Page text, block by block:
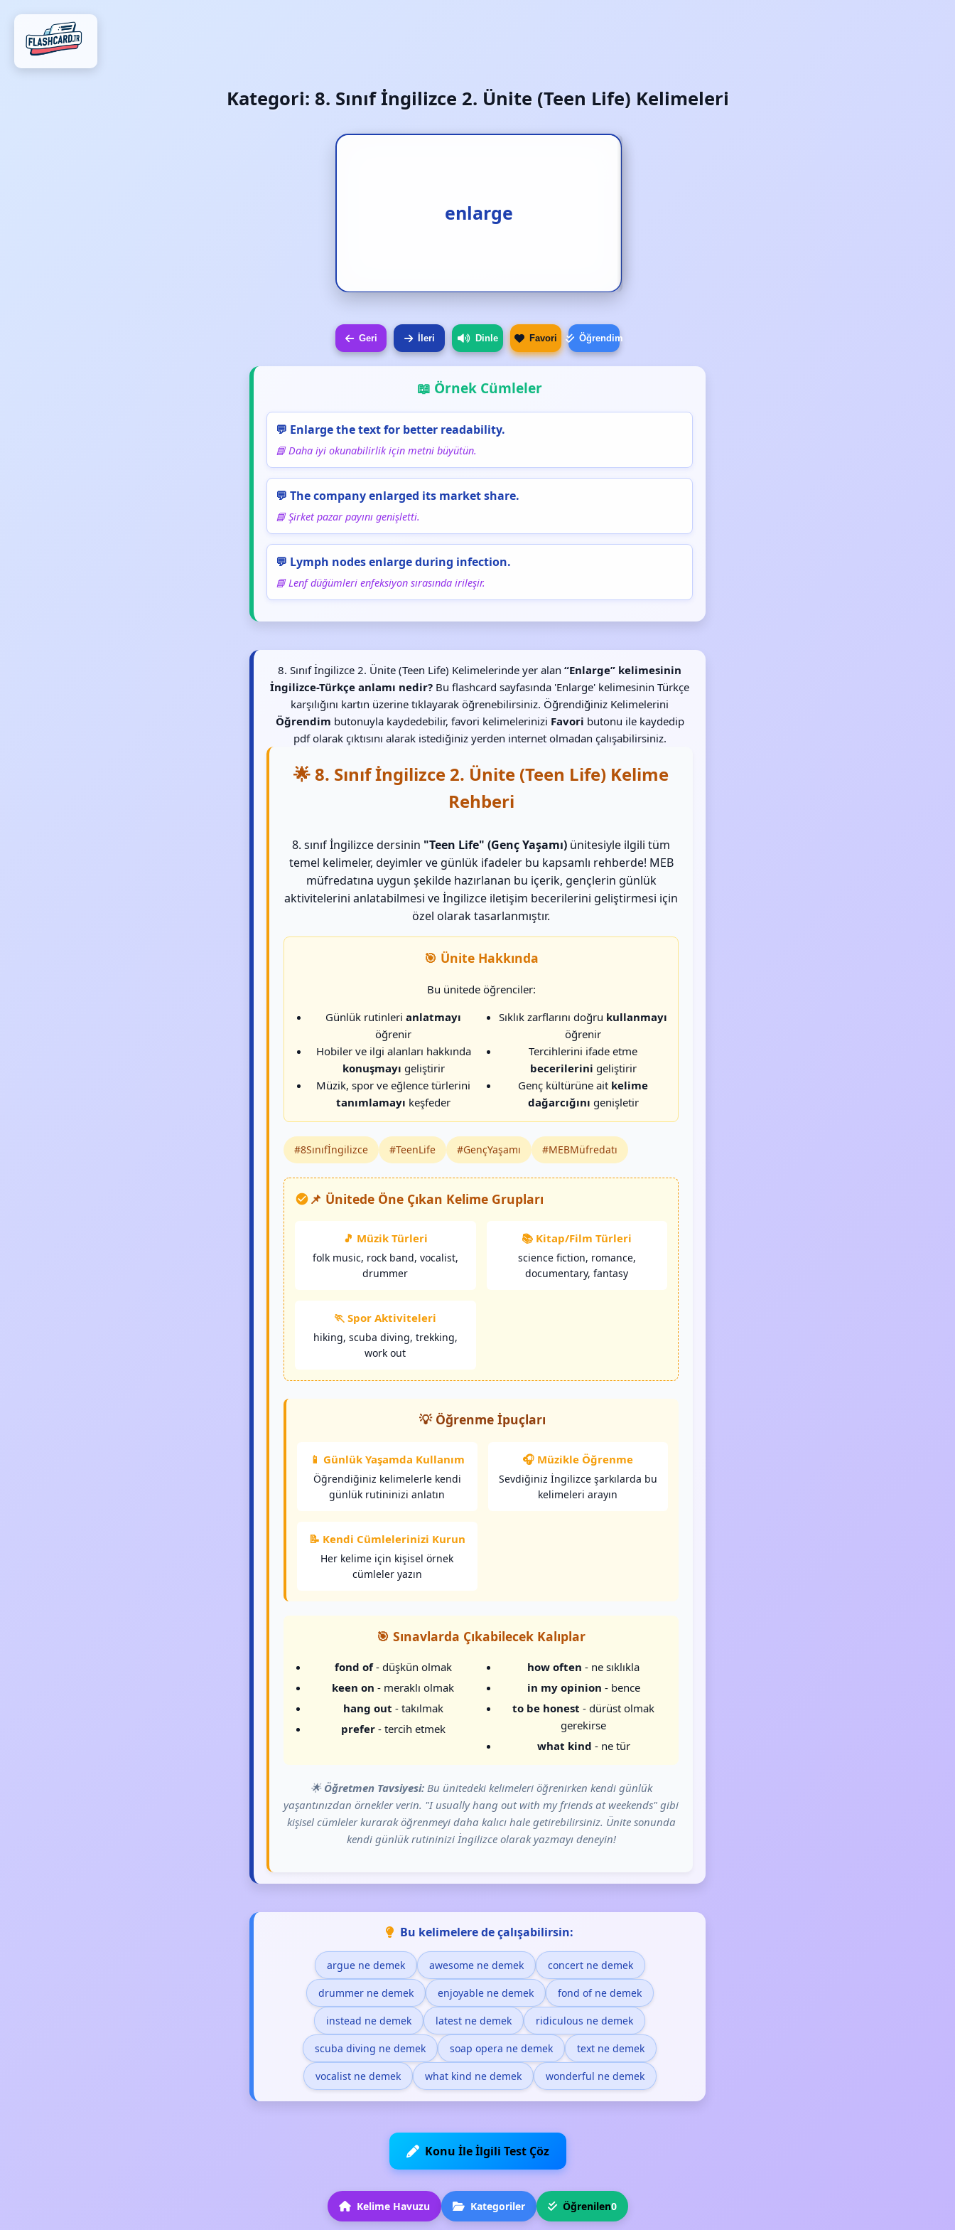
Kategori: 8. Sınıf İngilizce 2. Ünite (Teen Life) Kelimeleri
enlarge
genişletmek‚ büyütmek
Geri İleri Dinle Favori Öğrendim
📖 Örnek Cümleler
💬 Enlarge the text for better readability.
📘 Daha iyi okunabilirlik için metni büyütün.
💬 The company enlarged its market share.
📘 Şirket pazar payını genişletti.
💬 Lymph nodes enlarge during infection.
📘 Lenf düğümleri enfeksiyon sırasında irileşir.
8. Sınıf İngilizce 2. Ünite (Teen Life) Kelimelerinde yer alan “Enlarge” kelimesinin
İngilizce-Türkçe anlamı nedir? Bu flashcard sayfasında 'Enlarge' kelimesinin Türkçe
karşılığını kartın üzerine tıklayarak öğrenebilirsiniz. Öğrendiğiniz Kelimelerini
Öğrendim butonuyla kaydedebilir, favori kelimelerinizi Favori butonu ile kaydedip
pdf olarak çıktısını alarak istediğiniz yerden internet olmadan çalışabilirsiniz.
🌟 8. Sınıf İngilizce 2. Ünite (Teen Life) Kelime
Rehberi
8. sınıf İngilizce dersinin "Teen Life" (Genç Yaşamı) ünitesiyle ilgili tüm
temel kelimeler, deyimler ve günlük ifadeler bu kapsamlı rehberde! MEB
müfredatına uygun şekilde hazırlanan bu içerik, gençlerin günlük
aktivitelerini anlatabilmesi ve İngilizce iletişim becerilerini geliştirmesi için
özel olarak tasarlanmıştır.
🎯 Ünite Hakkında
Bu ünitede öğrenciler:
Günlük rutinleri anlatmayı
öğrenir
Hobiler ve ilgi alanları hakkında
konuşmayı geliştirir
Müzik, spor ve eğlence türlerini
tanımlamayı keşfeder
Sıklık zarflarını doğru kullanmayı
öğrenir
Tercihlerini ifade etme
becerilerini geliştirir
Genç kültürüne ait kelime
dağarcığını genişletir
#8Sınıfİngilizce #TeenLife #GençYaşamı #MEBMüfredatı
📌 Ünitede Öne Çıkan Kelime Grupları
🎵 Müzik Türleri
folk music, rock band, vocalist,
drummer
📚 Kitap/Film Türleri
science fiction, romance,
documentary, fantasy
🏃 Spor Aktiviteleri
hiking, scuba diving, trekking,
work out
💡 Öğrenme İpuçları
📱 Günlük Yaşamda Kullanım
Öğrendiğiniz kelimelerle kendi
günlük rutininizi anlatın
🎧 Müzikle Öğrenme
Sevdiğiniz İngilizce şarkılarda bu
kelimeleri arayın
📝 Kendi Cümlelerinizi Kurun
Her kelime için kişisel örnek
cümleler yazın
🎯 Sınavlarda Çıkabilecek Kalıplar
fond of- düşkün olmak
keen on - meraklı olmak
hang out - takılmak
prefer- tercih etmek
how often - ne sıklıkla
in my opinion - bence
to be honest - dürüst olmak
gerekirse
what kind - ne tür
🌟 Öğretmen Tavsiyesi:Bu ünitedeki kelimeleri öğrenirken kendi günlük
yaşantınızdan örnekler verin. "I usually hang out with my friends at weekends" gibi
kişisel cümleler kurarak öğrenmeyi daha kalıcı hale getirebilirsiniz. Ünite sonunda
kendi günlük rutininizi İngilizce olarak yazmayı deneyin!
Bu kelimelere de çalışabilirsin:
argue ne demek awesome ne demek concert ne demek
drummer ne demek enjoyable ne demek fond of ne demek
instead ne demek latest ne demek ridiculous ne demek
scuba diving ne demek soap opera ne demek text ne demek
vocalist ne demek what kind ne demek wonderful ne demek
Konu İle İlgili Test Çöz
Kelime Havuzu Kategoriler Öğrenilen0